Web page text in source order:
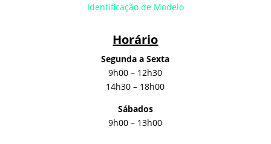
Identificação de Modelo
Horário
Segunda a Sexta
9h00 – 12h30
14h30 – 18h00
Sábados
9h00 – 13h00